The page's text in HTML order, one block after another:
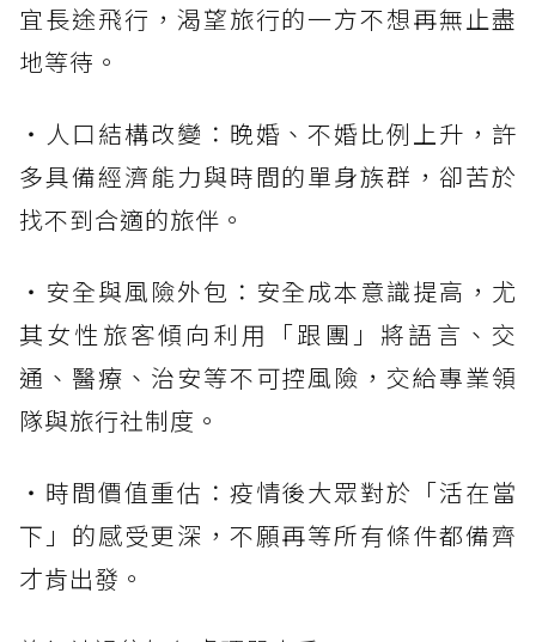
宜長途飛行，渴望旅行的一方不想再無止盡
地等待。
・人口結構改變：晚婚、不婚比例上升，許
多具備經濟能力與時間的單身族群，卻苦於
找不到合適的旅伴。
・安全與風險外包：安全成本意識提高，尤
其女性旅客傾向利用「跟團」將語言、交
通、醫療、治安等不可控風險，交給專業領
隊與旅行社制度。
・時間價值重估：疫情後大眾對於「活在當
下」的感受更深，不願再等所有條件都備齊
才肯出發。